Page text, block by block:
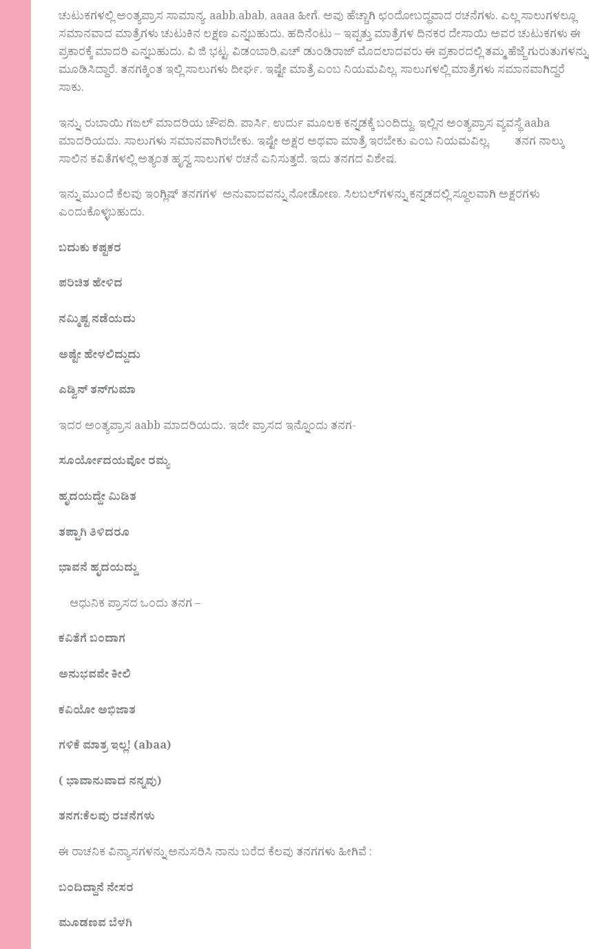
ಚುಟುಕಗಳಲ್ಲಿ ಅಂತ್ಯಪ್ರಾಸ ಸಾಮಾನ್ಯ. aabb,abab, aaaa ಹೀಗೆ. ಅವು ಹೆಚ್ಚಾಗಿ ಛಂದೋಬದ್ಧವಾದ ರಚನೆಗಳು. ಎಲ್ಲ ಸಾಲುಗಳಲ್ಲೂ
ಸಮಾನವಾದ ಮಾತ್ರೆಗಳು ಚುಟುಕಿನ ಲಕ್ಷಣ ಎನ್ನಬಹುದು. ಹದಿನೆಂಟು – ಇಪ್ಪತ್ತು ಮಾತ್ರೆಗಳ ದಿನಕರ ದೇಸಾಯಿ ಅವರ ಚುಟುಕಗಳು ಈ
ಪ್ರಕಾರಕ್ಕೆ ಮಾದರಿ ಎನ್ನಬಹುದು. ವಿ ಜಿ ಭಟ್ಟ, ವಿಡಂಬಾರಿ,ಎಚ್ ಡುಂಡಿರಾಜ್ ಮೊದಲಾದವರು ಈ ಪ್ರಕಾರದಲ್ಲಿ ತಮ್ಮ ಹೆಜ್ಜೆ ಗುರುತುಗಳನ್ನು
ಮೂಡಿಸಿದ್ದಾರೆ. ತನಗಕ್ಕಿಂತ ಇಲ್ಲಿ ಸಾಲುಗಳು ದೀರ್ಘ. ಇಷ್ಟೇ ಮಾತ್ರೆ ಎಂಬ ನಿಯಮವಿಲ್ಲ. ಸಾಲುಗಳಲ್ಲಿ ಮಾತ್ರೆಗಳು ಸಮಾನವಾಗಿದ್ದರೆ
ಸಾಕು.
ಇನ್ನು, ರುಬಾಯಿ ಗಜಲ್ ಮಾದರಿಯ ಚೌಪದಿ. ಪಾರ್ಸಿ, ಉರ್ದು ಮೂಲಕ ಕನ್ನಡಕ್ಕೆ ಬಂದಿದ್ದು. ಇಲ್ಲಿನ ಅಂತ್ಯಪ್ರಾಸ ವ್ಯವಸ್ಥೆ aaba
ಮಾದರಿಯದು. ಸಾಲುಗಳು ಸಮಾನವಾಗಿರಬೇಕು. ಇಷ್ಟೇ ಅಕ್ಷರ ಅಥವಾ ಮಾತ್ರೆ ಇರಬೇಕು ಎಂಬ ನಿಯಮವಿಲ್ಲ. ತನಗ ನಾಲ್ಕು
ಸಾಲಿನ ಕವಿತೆಗಳಲ್ಲಿ ಅತ್ಯಂತ ಹೃಸ್ವ ಸಾಲುಗಳ ರಚನೆ ಎನಿಸುತ್ತದೆ. ಇದು ತನಗದ ವಿಶೇಷ.
ಇನ್ನು ಮುಂದೆ ಕೆಲವು ಇಂಗ್ಲಿಷ್ ತನಗಗಳ ಅನುವಾದವನ್ನು ನೋಡೋಣ. ಸಿಲಬಲ್‌ಗಳನ್ನು ಕನ್ನಡದಲ್ಲಿ ಸ್ಥೂಲವಾಗಿ ಅಕ್ಷರಗಳು
ಎಂದುಕೊಳ್ಳಬಹುದು.
ಬದುಕು ಕಷ್ಟಕರ
ಪರಿಚಿತ ಹೇಳಿದ
ನಮ್ಮಿಷ್ಟ ನಡೆಯದು
ಅಷ್ಟೇ ಹೇಳಲಿದ್ದುದು
ಎಡ್ವಿನ್ ತನ್‌ಗುಮಾ
ಇದರ ಅಂತ್ಯಪ್ರಾಸ aabb ಮಾದರಿಯದು. ಇದೇ ಪ್ರಾಸದ ಇನ್ನೊಂದು ತನಗ-
ಸೂರ್ಯೋದಯವೋ ರಮ್ಯ
ಹೃದಯದ್ದೇ ಮಿಡಿತ
ತಪ್ಪಾಗಿ ತಿಳಿದರೂ
ಭಾವನೆ ಹೃದಯದ್ದು
ಆಧುನಿಕ ಪ್ರಾಸದ ಒಂದು ತನಗ –
ಕವಿತೆಗೆ ಬಂದಾಗ
ಅನುಭವವೇ ಕೀಲಿ
ಕವಿಯೋ ಅಭಿಜಾತ
ಗಳಿಕೆ ಮಾತ್ರ ಇಲ್ಲ! (abaa)
(ಭಾವಾನುವಾದ ನನ್ನವು)
ತನಗ:ಕೆಲವು ರಚನೆಗಳು
ಈ ರಾಚನಿಕ ವಿನ್ಯಾಸಗಳನ್ನು ಅನುಸರಿಸಿ ನಾನು ಬರೆದ ಕೆಲವು ತನಗಗಳು ಹೀಗಿವೆ :
ಬಂದಿದ್ದಾನೆ ನೇಸರ
ಮೂಡಣವ ಬೆಳಗಿ